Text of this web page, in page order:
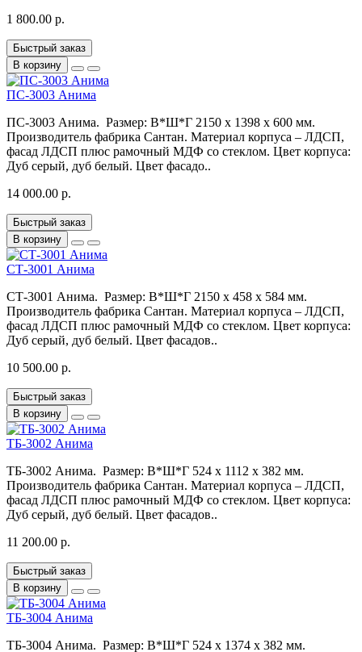
1 800.00 р.
Быстрый заказ
В корзину
ПС-3003 Анима
ПС-3003 Анима. Размер: В*Ш*Г 2150 x 1398 x 600 мм.
Производитель фабрика Сантан. Материал корпуса – ЛДСП,
фасад ЛДСП плюс рамочный МДФ со стеклом. Цвет корпуса:
Дуб серый, дуб белый. Цвет фасадо..
14 000.00 р.
Быстрый заказ
В корзину
СТ-3001 Анима
СТ-3001 Анима. Размер: В*Ш*Г 2150 x 458 x 584 мм.
Производитель фабрика Сантан. Материал корпуса – ЛДСП,
фасад ЛДСП плюс рамочный МДФ со стеклом. Цвет корпуса:
Дуб серый, дуб белый. Цвет фасадов..
10 500.00 р.
Быстрый заказ
В корзину
ТБ-3002 Анима
ТБ-3002 Анима. Размер: В*Ш*Г 524 x 1112 x 382 мм.
Производитель фабрика Сантан. Материал корпуса – ЛДСП,
фасад ЛДСП плюс рамочный МДФ со стеклом. Цвет корпуса:
Дуб серый, дуб белый. Цвет фасадов..
11 200.00 р.
Быстрый заказ
В корзину
ТБ-3004 Анима
ТБ-3004 Анима. Размер: В*Ш*Г 524 x 1374 x 382 мм.